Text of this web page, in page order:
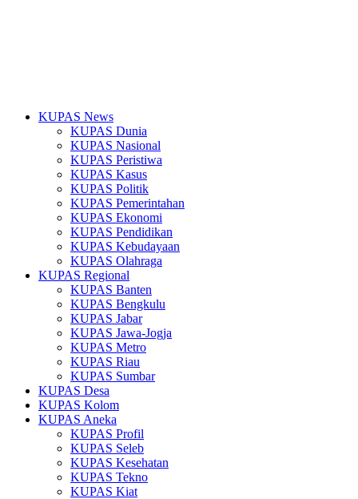
KUPAS News
KUPAS Dunia
KUPAS Nasional
KUPAS Peristiwa
KUPAS Kasus
KUPAS Politik
KUPAS Pemerintahan
KUPAS Ekonomi
KUPAS Pendidikan
KUPAS Kebudayaan
KUPAS Olahraga
KUPAS Regional
KUPAS Banten
KUPAS Bengkulu
KUPAS Jabar
KUPAS Jawa-Jogja
KUPAS Metro
KUPAS Riau
KUPAS Sumbar
KUPAS Desa
KUPAS Kolom
KUPAS Aneka
KUPAS Profil
KUPAS Seleb
KUPAS Kesehatan
KUPAS Tekno
KUPAS Kiat